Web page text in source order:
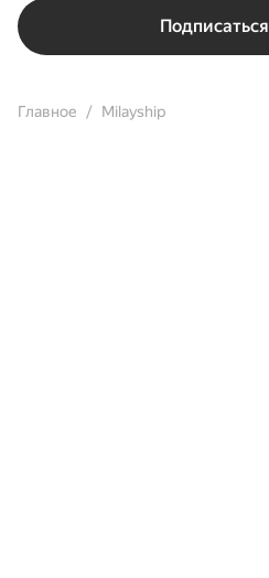
Подписаться
Главное Milayship